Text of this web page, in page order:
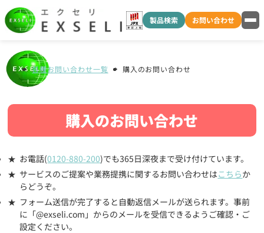
製品検索 お問い合わせ
各種お問い合わせ一覧 購入のお問い合わせ
購入のお問い合わせ
お電話(0120-880-200)でも365日深夜まで受け付けています。
サービスのご提案や業務提携に関するお問い合わせはこちらか
らどうぞ。
フォーム送信が完了すると自動返信メールが送られます。事前
に「@exseli.com」からのメールを受信できるようご確認・ご
設定ください。